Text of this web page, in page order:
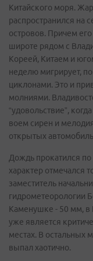
Китайского моря.
распространился на
островов. Причем
широте рядом с
Кореей, Китаем и
неделю мигрирует,
циклонами. Это и
молниями.
“удовольствие”,
воем сирен и
открытых
Дождь прокатился
характер отмечался
заместитель
гидрометеорологии
Каменушке - 50 мм, в
уже является
местах. В остальных
выпал хаотично.